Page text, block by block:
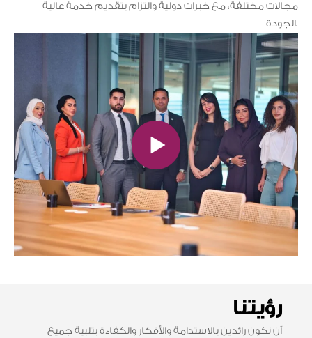
مجالات مختلفة، مع خبرات دولية والتزام بتقديم خدمة عالية
الجودة.
رؤيتنا
أن نكون رائدين بالاستدامة والأفكار والكفاءة بتلبية جميع